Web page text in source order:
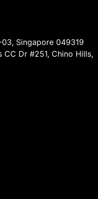
Singapore 049319
CC Dr #251, Chino Hills,